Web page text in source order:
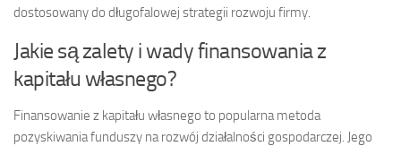
dostosowany do długofalowej strategii rozwoju firmy.
Jakie są zalety i wady finansowania z
kapitału własnego?
Finansowanie z kapitału własnego to popularna metoda
pozyskiwania funduszy na rozwój działalności gospodarczej. Jego